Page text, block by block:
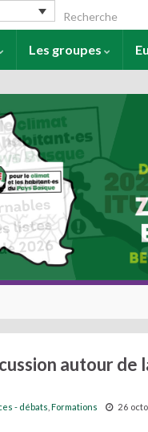
Search for:
Les groupes
autour
- débats Formations 26